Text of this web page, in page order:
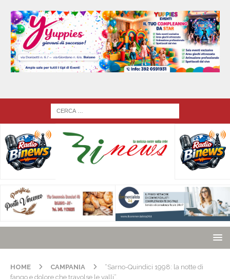
HOME CAMPANIA
“Sarno-Quindici 1998: la notte di
fango e dolore che travolse le valli”.